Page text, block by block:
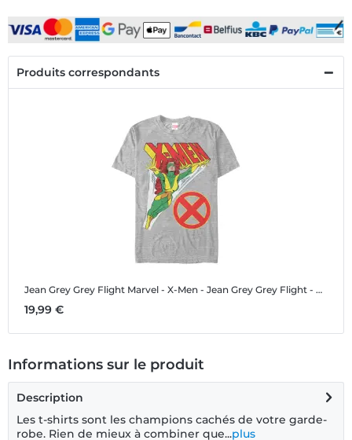
Produits correspondants
Jean Grey Grey Flight Marvel - X-Men - Jean Grey Grey Flight - Homme T-shirt
19,99 €
Informations sur le produit
Description
Les t-shirts sont les champions cachés de votre garde-
robe. Rien de mieux à combiner que...plus